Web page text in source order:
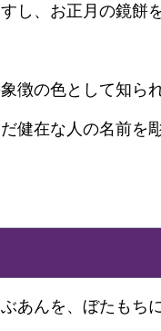
し、お正月の鏡餅
徴の色として知ら
健在な人の名前を
あんを、ぼたもち